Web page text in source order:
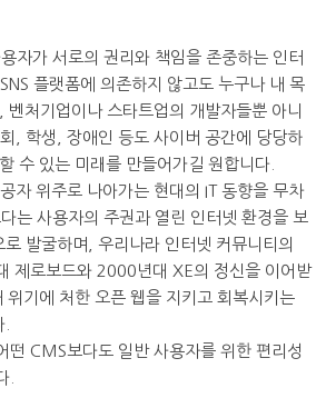
자가 서로의 권리와 책임을 존중하는 인터
플랫폼에 의존하지 않고도 누구나 내 목
처기업이나 스타트업의 개발자들뿐 아니
, 학생, 장애인 등도 사이버 공간에 당당하
수 있는 미래를 만들어가길 원합니다.
자 위주로 나아가는 현대의 IT 동향을 무차
는 사용자의 주권과 열린 인터넷 환경을 보
발굴하며, 우리나라 인터넷 커뮤니티의
제로보드와 2000년대 XE의 정신을 이어받
기에 처한 오픈 웹을 지키고 회복시키는
떤 CMS보다도 일반 사용자를 위한 편리성
.